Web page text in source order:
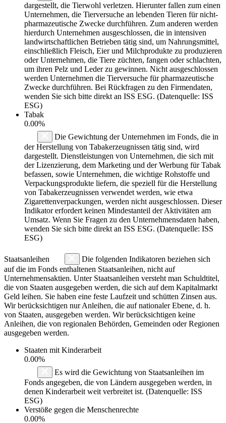
dargestellt, die Tierwohl verletzen. Hierunter fallen zum einen
Unternehmen, die Tierversuche an lebenden Tieren für nicht-
pharmazeutische Zwecke durchführen. Zum anderen werden
hierdurch Unternehmen ausgeschlossen, die in intensiven
landwirtschaftlichen Betrieben tätig sind, um Nahrungsmittel,
einschließlich Fleisch, Eier und Milchprodukte zu produzieren
oder Unternehmen, die Tiere züchten, fangen oder schlachten,
um ihren Pelz und Leder zu gewinnen. Nicht ausgeschlossen
werden Unternehmen die Tierversuche für pharmazeutische
Zwecke durchführen. Bei Rückfragen zu den Firmendaten,
wenden Sie sich bitte direkt an ISS ESG. (Datenquelle: ISS
ESG)
Tabak
0.00%
Die Gewichtung der Unternehmen im Fonds, die in
der Herstellung von Tabakerzeugnissen tätig sind, wird
dargestellt. Dienstleistungen von Unternehmen, die sich mit
der Lizenzierung, dem Marketing und der Werbung für Tabak
befassen, sowie Unternehmen, die wichtige Rohstoffe und
Verpackungsprodukte liefern, die speziell für die Herstellung
von Tabakerzeugnissen verwendet werden, wie etwa
Zigarettenverpackungen, werden nicht ausgeschlossen. Dieser
Indikator erfordert keinen Mindestanteil der Aktivitäten am
Umsatz. Wenn Sie Fragen zu den Unternehmensdaten haben,
wenden Sie sich bitte direkt an ISS ESG. (Datenquelle: ISS
ESG)
Staatsanleihen
Die folgenden Indikatoren beziehen sich
auf die im Fonds enthaltenen Staatsanleihen, nicht auf
Unternehmensaktien. Unter Staatsanleihen versteht man Schuldtitel,
die von Staaten ausgegeben werden, die sich auf dem Kapitalmarkt
Geld leihen. Sie haben eine feste Laufzeit und schütten Zinsen aus.
Wir berücksichtigen nur Anleihen, die auf nationaler Ebene, d. h.
von Staaten, ausgegeben werden. Wir berücksichtigen keine
Anleihen, die von regionalen Behörden, Gemeinden oder Regionen
ausgegeben werden.
Staaten mit Kinderarbeit
0.00%
Es wird die Gewichtung von Staatsanleihen im
Fonds angegeben, die von Ländern ausgegeben werden, in
denen Kinderarbeit weit verbreitet ist. (Datenquelle: ISS
ESG)
Verstöße gegen die Menschenrechte
0.00%